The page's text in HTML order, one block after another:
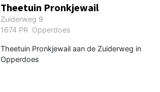
Theetuin Pronkjewail
Zuiderweg 9
1674 PR Opperdoes
Theetuin Pronkjewail aan de Zuiderweg in
Opperdoes